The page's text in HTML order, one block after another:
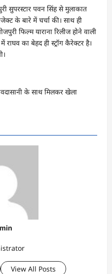
सुपरस्टार पवन सिंह से मुलाकात
के बारे में चर्चा की। साथ ही
फिल्म याराना रिलीज होने वाली
का बेहद ही स्ट्रॉग कैरेक्टर है।
के साथ मिलकर खेला
View All Posts